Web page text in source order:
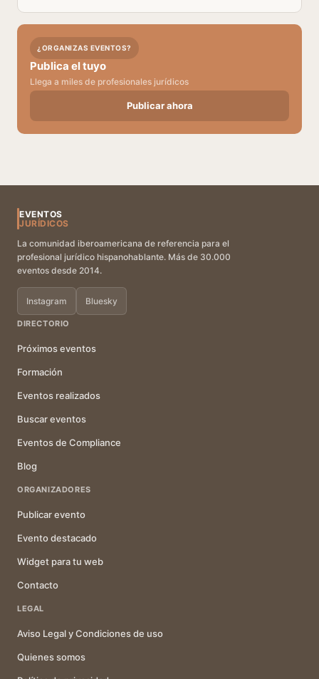
¿ORGANIZAS EVENTOS?
Publica el tuyo
Llega a miles de profesionales jurídicos
Publicar ahora
EVENTOS
JURÍDICOS
La comunidad iberoamericana de referencia para el
profesional jurídico hispanohablante. Más de 30.000
eventos desde 2014.
Instagram Bluesky
DIRECTORIO
Próximos eventos
Formación
Eventos realizados
Buscar eventos
Eventos de Compliance
Blog
ORGANIZADORES
Publicar evento
Evento destacado
Widget para tu web
Contacto
LEGAL
Aviso Legal y Condiciones de uso
Quienes somos